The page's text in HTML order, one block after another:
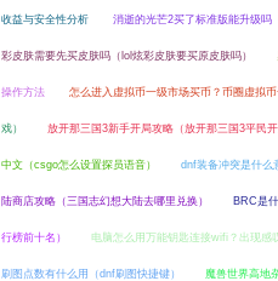
收益与安全性分析 消逝的光芒2买了标准版能升级吗
彩皮肤需要先买皮肤吗（lol炫彩皮肤要买原皮肤吗）
操作方法 怎么进入虚拟币一级市场买币？币圈虚拟
戏） 放开那三国3新手开局攻略（放开那三国3平民开
中文（csgo怎么设置探员语音） dnf装备冲突是什么
陆商店攻略（三国志幻想大陆去哪里兑换） BRC是
行榜前十名） 电脑怎么用万能钥匙连接wifi？出现感
刷图点数有什么用（dnf刷图快捷键） 魔兽世界高地